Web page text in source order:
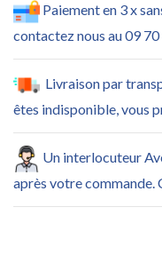
Paiement en 3 x
contactez nous au 09
Livraison par
êtes indisponible, vous
Un interlocuteur
après votre